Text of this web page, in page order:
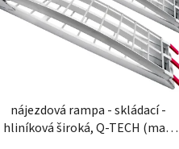
nájezdová rampa - skládací -
hliníková široká, Q-TECH (max.